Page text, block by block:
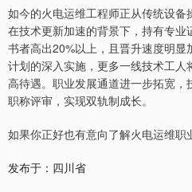
如今的火电运维工程师正从传统设备
在技术更新加速的背景下，持有专
书者高出20%以上，且晋升速度明
计划的深入实施，更多一线技术工
高待遇。职业发展通道进一步拓宽
职称评审，实现双轨制成长。
如果你正好也有意向了解火电运维职
发布于：四川省